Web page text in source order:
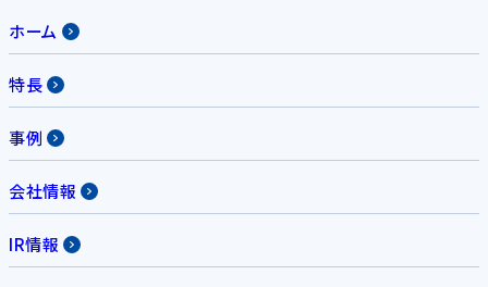
ホーム
特長
事例
会社情報
IR情報